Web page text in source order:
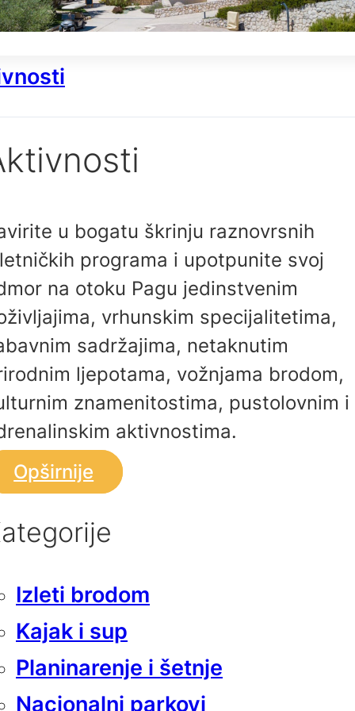
u bogatu škrinju raznovrsnih
programa i upotpunite svoj
na otoku Pagu jedinstvenim
vrhunskim specijalitetima,
sadržajima, netaknutim
ljepotama, vožnjama brodom,
znamenitostima, pustolovnim i
aktivnostima.
Opširnije
Izleti brodom
Kajak i sup
Planinarenje i šetnje
Nacionalni parkovi